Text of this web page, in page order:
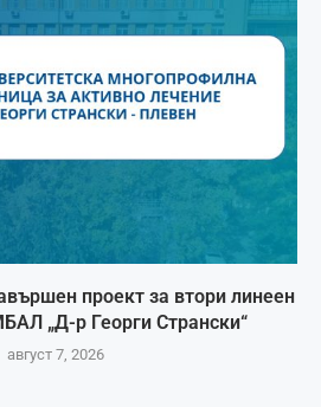
проект за втори линеен
„Д-р Георги Странски“
август 7, 2026